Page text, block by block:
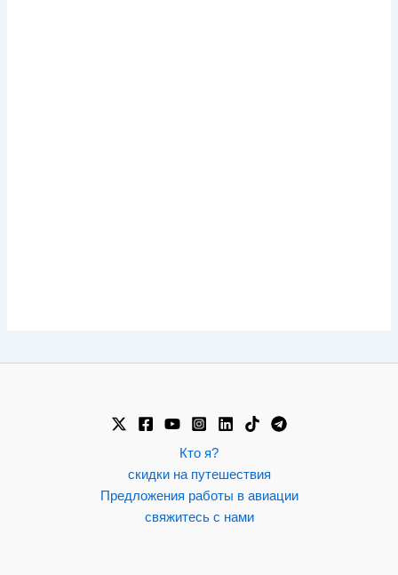
Кто я?
скидки на путешествия
Предложения работы в авиации
свяжитесь с нами